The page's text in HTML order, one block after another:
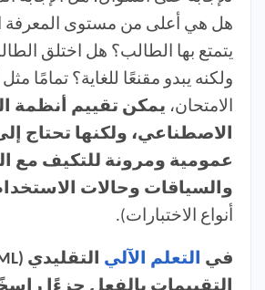
هل هي أعلى من مستوى المعرفة
يتمتع بها الطالب؟ هل اختلق
ولكنه يبدو مقنعًا للغاية؟ تمامًا
الامتحان، يمكن تقييم أنظمة
الاصطناعي، ولكنها تحتاج
عمومية ومرونة للتكيف مع
والسياقات وحالات
أنواع الاختبارات).
في التعلم الآلي
التقييمات بالفعل جزءًا